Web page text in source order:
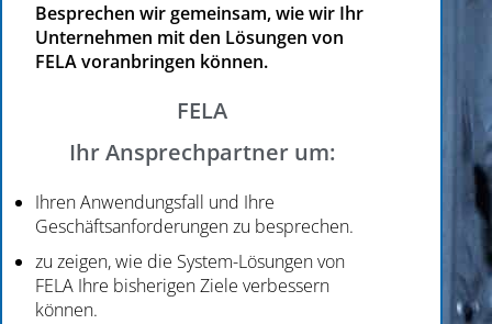
Besprechen wir gemeinsam, wie wir Ihr
Unternehmen mit den Lösungen von
FELA voranbringen können.
FELA
Ihr Ansprechpartner um:
Ihren Anwendungsfall und Ihre
Geschäftsanforderungen zu besprechen.
zu zeigen, wie die System-Lösungen von
FELA Ihre bisherigen Ziele verbessern
können.